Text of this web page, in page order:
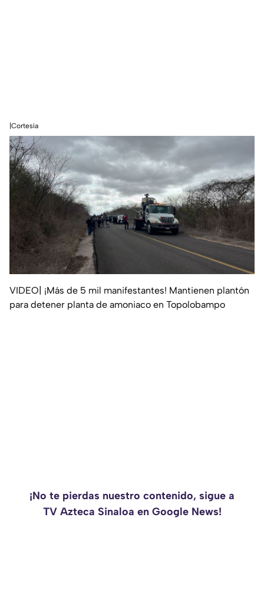
|Cortesía
VIDEO| ¡Más de 5 mil manifestantes! Mantienen plantón
para detener planta de amoniaco en Topolobampo
¡No te pierdas nuestro contenido, sigue a
TV Azteca Sinaloa en Google News!